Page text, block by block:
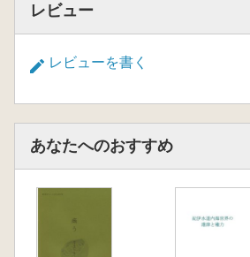
レビュー
レビューを書く
あなたへのおすすめ